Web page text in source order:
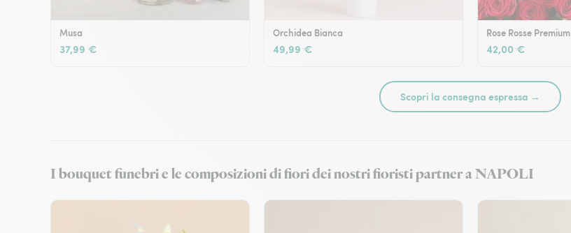
Musa
37,99 €
Orchidea Bianca
49,99 €
Rose Rosse Premium
42,00 €
Scopri la consegna espressa →
I bouquet funebri e le composizioni di fiori dei nostri fioristi partner a NAPOLI